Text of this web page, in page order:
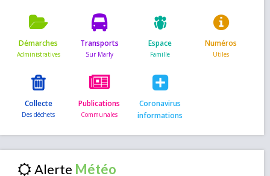
Démarches Transports Espace Numéros
Collecte Publications
Coronavirus
informations
Alerte